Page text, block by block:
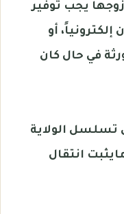
يجب توفير
أو
في حال كان
تسلسل الولاية
انتقال